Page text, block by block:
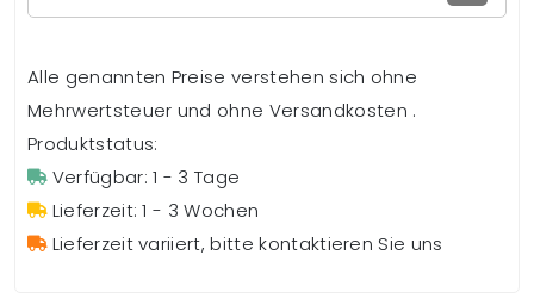
Alle genannten Preise verstehen sich ohne
Mehrwertsteuer und ohne Versandkosten .
Produktstatus:
Verfügbar: 1 - 3 Tage
Lieferzeit: 1 - 3 Wochen
Lieferzeit variiert, bitte kontaktieren Sie uns